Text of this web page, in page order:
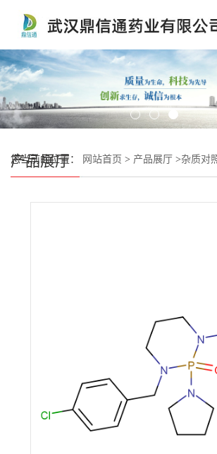
产品展厅
您当前的位置： 网站首页 > 产品展厅 >杂质对